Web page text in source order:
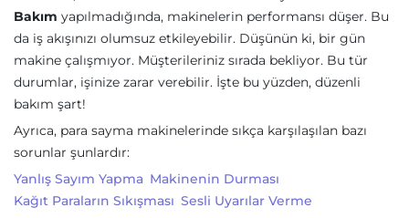
Bakım yapılmadığında, makinelerin performansı düşer. Bu
da iş akışınızı olumsuz etkileyebilir. Düşünün ki, bir gün
makine çalışmıyor. Müşterileriniz sırada bekliyor. Bu tür
durumlar, işinize zarar verebilir. İşte bu yüzden, düzenli
bakım şart!
Ayrıca, para sayma makinelerinde sıkça karşılaşılan bazı
sorunlar şunlardır:
Yanlış Sayım Yapma Makinenin Durması
Kağıt Paraların Sıkışması Sesli Uyarılar Verme